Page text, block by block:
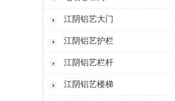
江阴铝艺大门
江阴铝艺护栏
江阴铝艺栏杆
江阴铝艺楼梯